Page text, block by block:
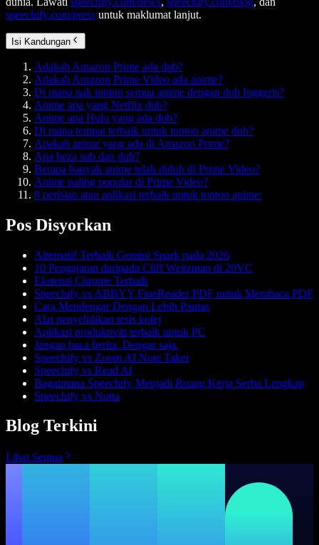
speechify.com/press untuk maklumat lanjut.
Isi Kandungan
Adakah Amazon Prime ada dub?
Adakah Amazon Prime Video ada anime?
Di mana nak tonton semua anime dengan dub Inggeris?
Anime apa yang Netflix dub?
Anime apa Hulu yang ada dub?
Di mana tempat terbaik untuk tonton anime dub?
Apakah anime yang ada di Amazon Prime?
Apa beza sub dan dub?
Berapa banyak anime telah didub di Prime Video?
Anime paling popular di Prime Video?
8 perisian atau aplikasi terbaik untuk tonton anime:
Pos Disyorkan
Alternatif Terbaik Gemini Spark pada 2026
10 Pengajaran daripada Cliff Weitzman di 20VC
Ekstensi Chrome Terbaik
Speechify vs ABBYY FineReader PDF untuk Membaca PDF
Cara Mendengar Dengan Lebih Pantas
Alat penyelidikan tesis kolej
Aplikasi produktiviti terbaik untuk PC
Jangan baca berita. Dengar saja.
Speechify vs Zoom AI Note Taker
Speechify vs Read AI
Bagaimana Speechify Menjadi Ruang Kerja Serba Lengkap
Speechify vs Notta
Blog Terkini
Lihat Semua